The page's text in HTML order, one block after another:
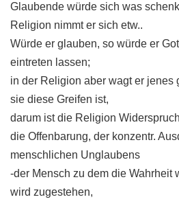
Glaubende würde sich was
Religion nimmt er sich etw..
Würde er glauben, so würde er
eintreten lassen;
in der Religion aber wagt er jenes
sie diese Greifen ist,
darum ist die Religion
die Offenbarung, der konzentr.
menschlichen Unglaubens
-der Mensch zu dem die Wahrheit
wird zugestehen,